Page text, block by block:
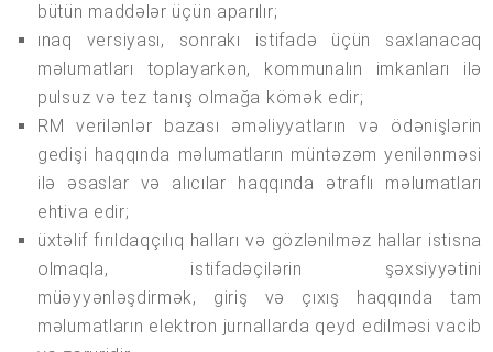
bütün maddələr üçün aparılır;
ınaq versiyası, sonrakı istifadə üçün saxlanacaq
məlumatları toplayarkən, kommunalın imkanları ilə
pulsuz və tez tanış olmağa kömək edir;
RM verilənlər bazası əməliyyatların və ödənişlərin
gedişi haqqında məlumatların müntəzəm yenilənməsi
ilə əsaslar və alıcılar haqqında ətraflı məlumatları
ehtiva edir;
üxtəlif fırıldaqçılıq halları və gözlənilməz hallar istisna
olmaqla, istifadəçilərin şəxsiyyətini
müəyyənləşdirmək, giriş və çıxış haqqında tam
məlumatların elektron jurnallarda qeyd edilməsi vacib